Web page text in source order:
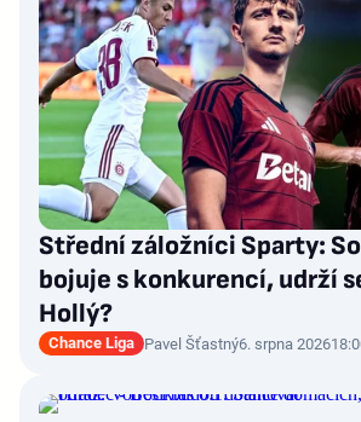
Střední záložníci Sparty:
bojuje s konkurencí, udrží
Hollý?
Chance Liga Pavel Šťastný6. srpna 2026